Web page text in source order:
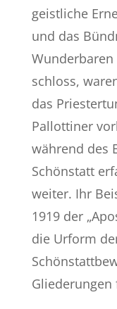
geistliche
und das
schloss,
das
Pallottiner
während des
Schönstatt
weiter. Ihr
1919 der
die Urform
Gliederungen